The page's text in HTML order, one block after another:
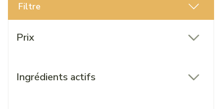
Filtre
Prix
Ingrédients actifs